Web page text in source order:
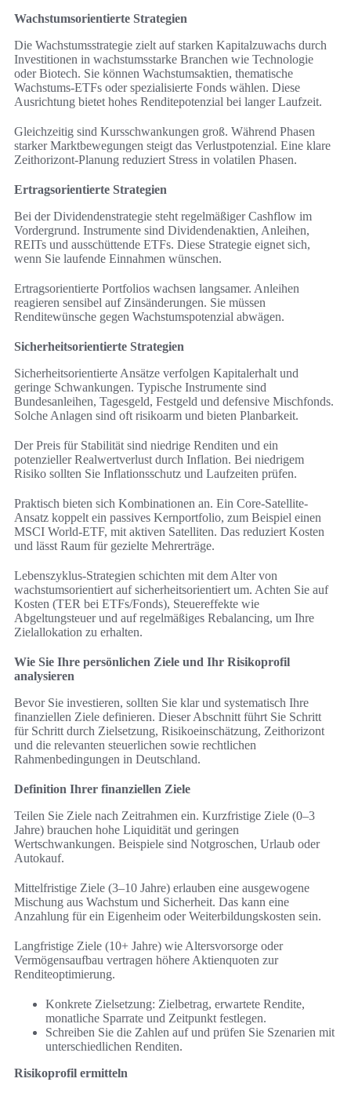
Wachstumsorientierte Strategien
Die Wachstumsstrategie zielt auf starken Kapitalzuwachs durch
Investitionen in wachstumsstarke Branchen wie Technologie
oder Biotech. Sie können Wachstumsaktien, thematische
Wachstums-ETFs oder spezialisierte Fonds wählen. Diese
Ausrichtung bietet hohes Renditepotenzial bei langer Laufzeit.
Gleichzeitig sind Kursschwankungen groß. Während Phasen
starker Marktbewegungen steigt das Verlustpotenzial. Eine klare
Zeithorizont-Planung reduziert Stress in volatilen Phasen.
Ertragsorientierte Strategien
Bei der Dividendenstrategie steht regelmäßiger Cashflow im
Vordergrund. Instrumente sind Dividendenaktien, Anleihen,
REITs und ausschüttende ETFs. Diese Strategie eignet sich,
wenn Sie laufende Einnahmen wünschen.
Ertragsorientierte Portfolios wachsen langsamer. Anleihen
reagieren sensibel auf Zinsänderungen. Sie müssen
Renditewünsche gegen Wachstumspotenzial abwägen.
Sicherheitsorientierte Strategien
Sicherheitsorientierte Ansätze verfolgen Kapitalerhalt und
geringe Schwankungen. Typische Instrumente sind
Bundesanleihen, Tagesgeld, Festgeld und defensive Mischfonds.
Solche Anlagen sind oft risikoarm und bieten Planbarkeit.
Der Preis für Stabilität sind niedrige Renditen und ein
potenzieller Realwertverlust durch Inflation. Bei niedrigem
Risiko sollten Sie Inflationsschutz und Laufzeiten prüfen.
Praktisch bieten sich Kombinationen an. Ein Core-Satellite-
Ansatz koppelt ein passives Kernportfolio, zum Beispiel einen
MSCI World-ETF, mit aktiven Satelliten. Das reduziert Kosten
und lässt Raum für gezielte Mehrerträge.
Lebenszyklus-Strategien schichten mit dem Alter von
wachstumsorientiert auf sicherheitsorientiert um. Achten Sie auf
Kosten (TER bei ETFs/Fonds), Steuereffekte wie
Abgeltungsteuer und auf regelmäßiges Rebalancing, um Ihre
Zielallokation zu erhalten.
Wie Sie Ihre persönlichen Ziele und Ihr Risikoprofil
analysieren
Bevor Sie investieren, sollten Sie klar und systematisch Ihre
finanziellen Ziele definieren. Dieser Abschnitt führt Sie Schritt
für Schritt durch Zielsetzung, Risikoeinschätzung, Zeithorizont
und die relevanten steuerlichen sowie rechtlichen
Rahmenbedingungen in Deutschland.
Definition Ihrer finanziellen Ziele
Teilen Sie Ziele nach Zeitrahmen ein. Kurzfristige Ziele (0–3
Jahre) brauchen hohe Liquidität und geringen
Wertschwankungen. Beispiele sind Notgroschen, Urlaub oder
Autokauf.
Mittelfristige Ziele (3–10 Jahre) erlauben eine ausgewogene
Mischung aus Wachstum und Sicherheit. Das kann eine
Anzahlung für ein Eigenheim oder Weiterbildungskosten sein.
Langfristige Ziele (10+ Jahre) wie Altersvorsorge oder
Vermögensaufbau vertragen höhere Aktienquoten zur
Renditeoptimierung.
Konkrete Zielsetzung: Zielbetrag, erwartete Rendite,
monatliche Sparrate und Zeitpunkt festlegen.
Schreiben Sie die Zahlen auf und prüfen Sie Szenarien mit
unterschiedlichen Renditen.
Risikoprofil ermitteln